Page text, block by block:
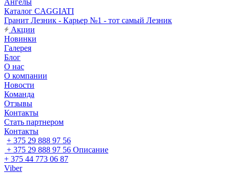
Ангелы
Каталог CAGGIATI
Гранит Лезник - Карьер №1 - тот самый Лезник
Акции
Новинки
Галерея
Блог
О нас
О компании
Новости
Команда
Отзывы
Контакты
Стать партнером
Контакты
+ 375 29 888 97 56
+ 375 29 888 97 56 Описание
+ 375 44 773 06 87
Viber